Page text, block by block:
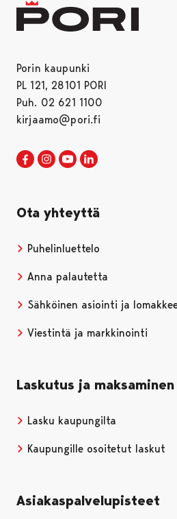
Porin kaupunki
PL 121, 28101 PORI
Puh. 02 621 1100
kirjaamo@pori.fi
Porin kaupunki Facebookissa
Avautuu uudessa välilehdessä
Porin kaupunki
Avautuu uudessa
Porin kaupunki
Avautuu uudessa
Ota yhteyttä
Puhelinluettelo
Anna palautetta
Sähköinen asiointi ja
Viestintä ja markkinointi
Laskutus ja maksaminen
Lasku kaupungilta
Kaupungille osoitetut laskut
Asiakaspalvelupisteet